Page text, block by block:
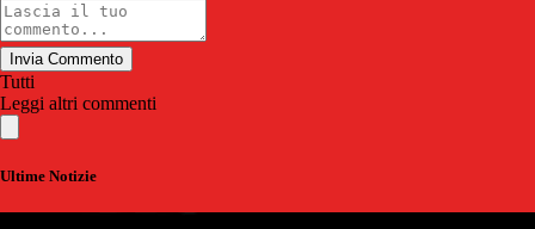
Invia Commento
Tutti
Leggi altri commenti
Ultime Notizie